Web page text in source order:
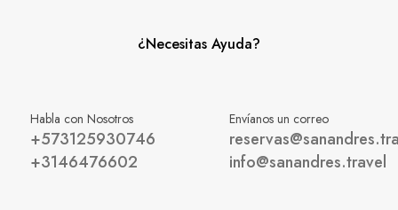
¿Necesitas Ayuda?
Habla con Nosotros
+573125930746
+3146476602
Envíanos un correo
info@sanandres.travel